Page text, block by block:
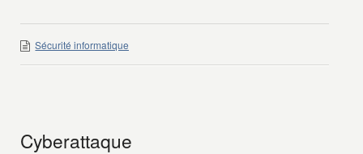
Sécurité informatique
Cyberattaque